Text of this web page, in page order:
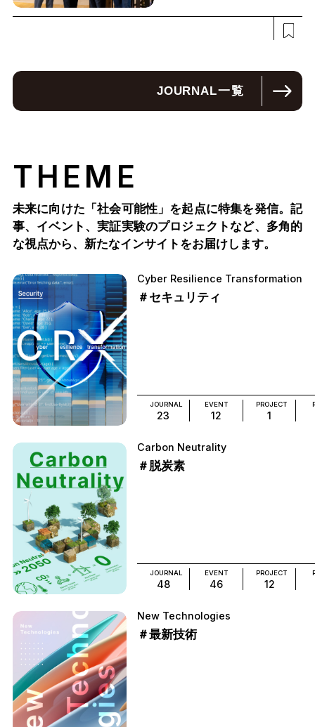
JOURNAL一覧
THEME
未来に向けた「社会可能性」を起点に特集を発信。記
事、イベント、実証実験のプロジェクトなど、多角的
な視点から、新たなインサイトをお届けします。
Cyber Resilience Transformation
＃セキュリティ
JOURNAL
23
EVENT
12
PROJECT
1
Carbon Neutrality
＃脱炭素
JOURNAL
48
EVENT
46
PROJECT
12
New Technologies
＃最新技術